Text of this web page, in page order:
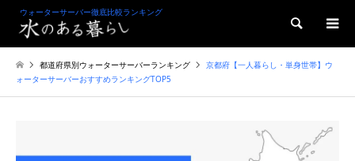
ウォーターサーバー徹底比較ランキング
検索
都道府県別ウォーターサーバーランキング
京都府【一人暮らし・単身世帯】ウ
ォーターサーバーおすすめランキングTOP5